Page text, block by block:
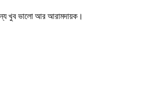
খুব ভালো আর আরামদায়ক।